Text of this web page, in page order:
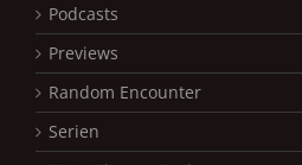
Podcasts
Previews
Random Encounter
Serien